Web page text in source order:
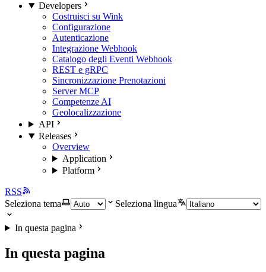
Developers
Costruisci su Wink
Configurazione
Autenticazione
Integrazione Webhook
Catalogo degli Eventi Webhook
REST e gRPC
Sincronizzazione Prenotazioni
Server MCP
Competenze AI
Geolocalizzazione
API
Releases
Overview
Application
Platform
RSS
Seleziona tema
Seleziona lingua
In questa pagina
In questa pagina